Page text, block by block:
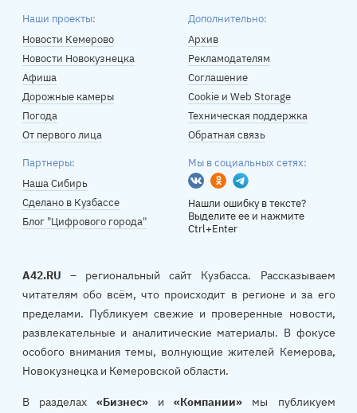
Наши проекты:
Новости Кемерово
Новости Новокузнецка
Афиша
Дорожные камеры
Погода
От первого лица
Дополнительно:
Архив
Рекламодателям
Соглашение
Cookie и Web Storage
Техническая поддержка
Обратная связь
Партнеры:
Наша Сибирь
Сделано в Кузбассе
Блог "Цифрового города"
Мы в социальных сетях:
Вконтакте
Одноклассники
Telegram
Нашли ошибку в тексте?
Выделите ее и нажмите
Ctrl+Enter
A42.RU – региональный сайт Кузбасса. Рассказываем
читателям обо всём, что происходит в регионе и за его
пределами. Публикуем свежие и проверенные новости,
развлекательные и аналитические материалы. В фокусе
особого внимания темы, волнующие жителей Кемерова,
Новокузнецка и Кемеровской области.
В разделах «Бизнес»и«Компании» мы публикуем